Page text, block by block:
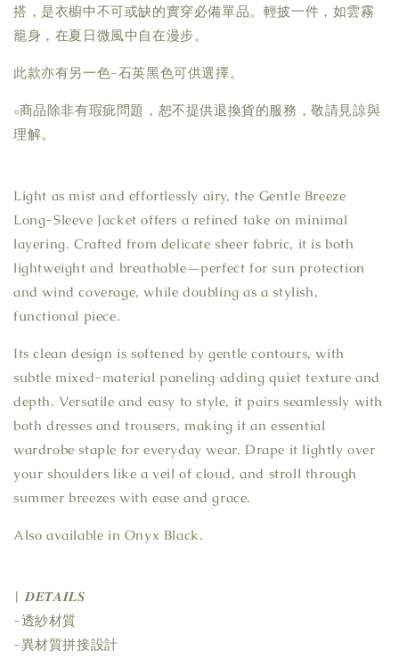
搭，是衣櫥中不可或缺的實穿必備單品。輕披一件，如雲霧
籠身，在夏日微風中自在漫步。
此款亦有另一色-石英黑色可供選擇。
▫商品除非有瑕疵問題，恕不提供退換貨的服務，敬請見諒與
理解。
Light as mist and effortlessly airy, the Gentle Breeze
Long-Sleeve Jacket offers a refined take on minimal
layering. Crafted from delicate sheer fabric, it is both
lightweight and breathable—perfect for sun protection
and wind coverage, while doubling as a stylish,
functional piece.
Its clean design is softened by gentle contours, with
subtle mixed-material paneling adding quiet texture and
depth. Versatile and easy to style, it pairs seamlessly with
both dresses and trousers, making it an essential
wardrobe staple for everyday wear. Drape it lightly over
your shoulders like a veil of cloud, and stroll through
summer breezes with ease and grace.
Also available in Onyx Black.
| 𝑫𝑬𝑻𝑨𝑰𝑳𝑺
-透紗材質
-異材質拼接設計